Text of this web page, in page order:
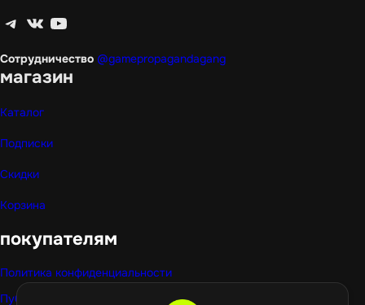
Telegram ВКонтакте YouTube
Сотрудничество @gamepropagandagang
магазин
Каталог
Подписки
Скидки
Корзина
покупателям
Политика конфиденциальности
Публичная оферта